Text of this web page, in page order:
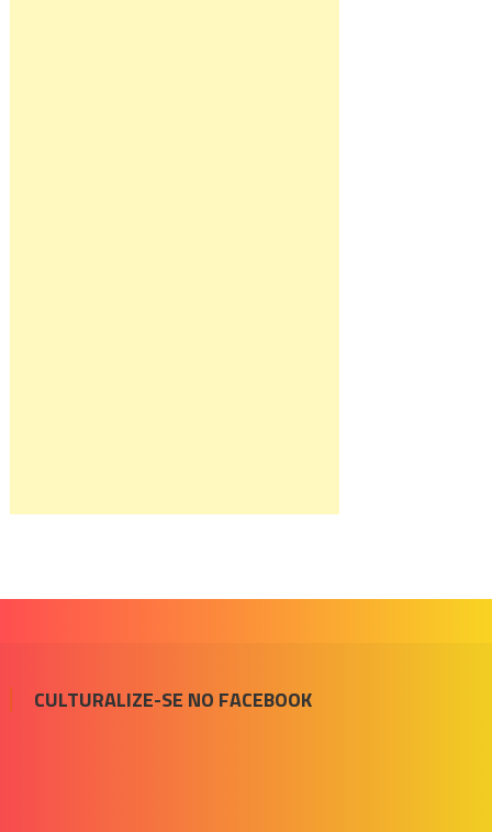
CULTURALIZE-SE NO FACEBOOK